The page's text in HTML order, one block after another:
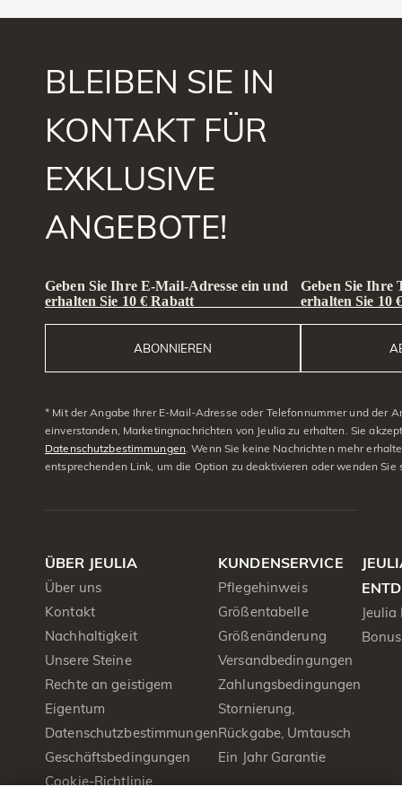
BLEIBEN SIE IN
KONTAKT FÜR
EXKLUSIVE
ANGEBOTE!
Geben Sie Ihre E-Mail-Adresse ein und
erhalten Sie 10 € Rabatt
ABONNIEREN
Geben Sie Ihre
erhalten Sie 10
* Mit der Angabe Ihrer E-Mail-Adresse oder Telefonnummer und der
einverstanden, Marketingnachrichten von Jeulia zu erhalten. Sie
Datenschutzbestimmungen . Wenn Sie keine Nachrichten mehr
entsprechenden Link, um die Option zu deaktivieren oder wenden Sie
ÜBER JEULIA
Über uns
Kontakt
Nachhaltigkeit
Unsere Steine
Rechte an geistigem
Eigentum
Datenschutzbestimmungen
Geschäftsbedingungen
Cookie-Richtlinie
KUNDENSERVICE
Pflegehinweis
Größentabelle
Größenänderung
Versandbedingungen
Zahlungsbedingungen
Stornierung,
Rückgabe, Umtausch
Ein Jahr Garantie
Jeulia